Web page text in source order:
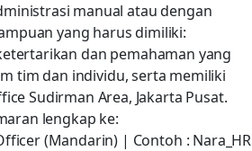
manual atau dengan
yang harus dimiliki:
dan pemahaman yang
tim dan individu, serta memiliki
Sudirman Area, Jakarta Pusat.
lengkap ke:
(Mandarin) | Contoh : Nara_HR